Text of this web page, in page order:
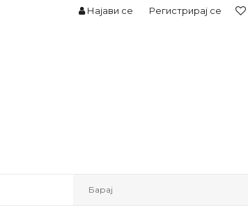
Најави се Регистрирај се
Барај